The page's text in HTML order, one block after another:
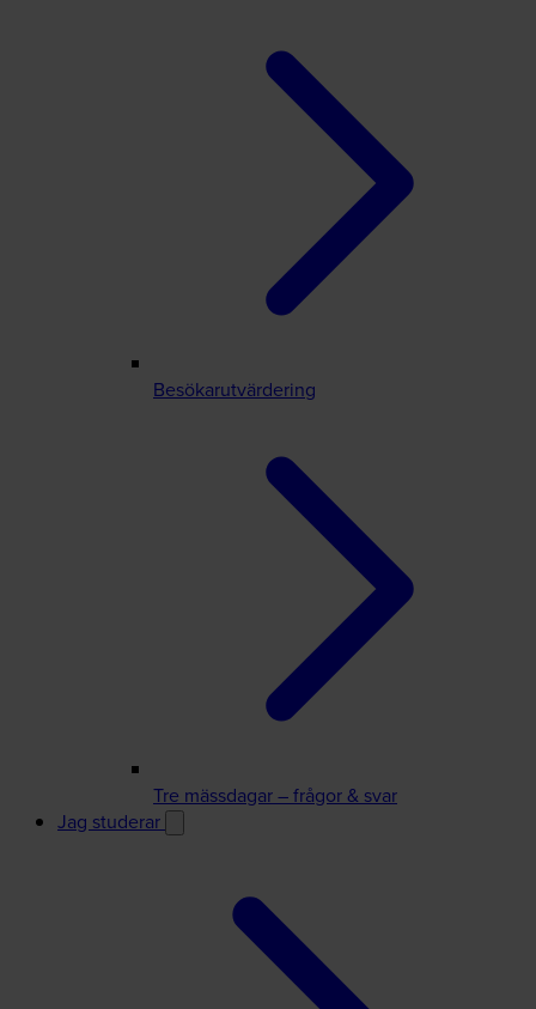
Besökarutvärdering
Tre mässdagar – frågor & svar
Jag studerar